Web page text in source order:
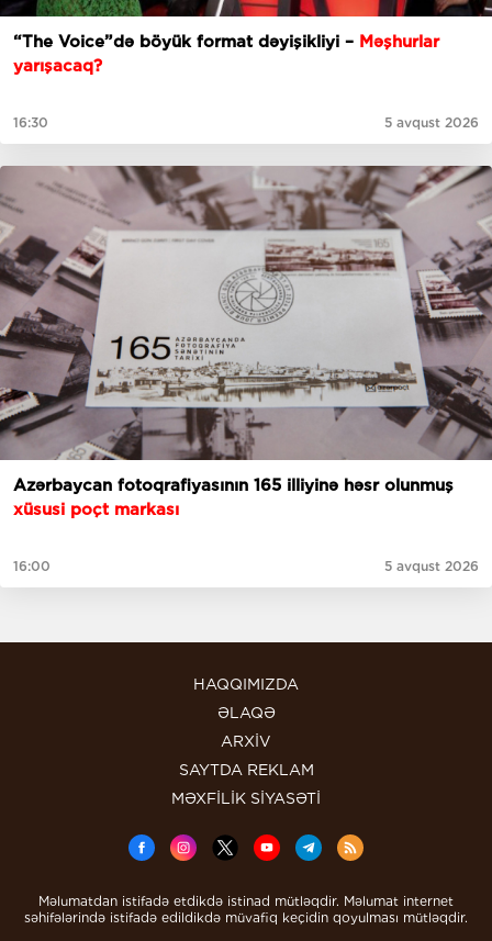
“The Voice”də böyük format dəyişikliyi – Məşhurlar
yarışacaq?
16:30 5 avqust 2026
Azərbaycan fotoqrafiyasının 165 illiyinə həsr olunmuş
xüsusi poçt markası
16:00 5 avqust 2026
HAQQIMIZDA
ƏLAQƏ
ARXİV
SAYTDA REKLAM
MƏXFİLİK SİYASƏTİ
Məlumatdan istifadə etdikdə istinad mütləqdir. Məlumat internet
səhifələrində istifadə edildikdə müvafiq keçidin qoyulması mütləqdir.